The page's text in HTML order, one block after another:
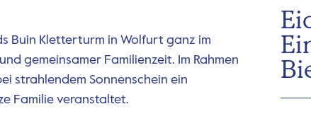
Buin Kletterturm in Wolfurt ganz im
gemeinsamer Familienzeit. Im Rahmen
strahlendem Sonnenschein ein
Familie veranstaltet.